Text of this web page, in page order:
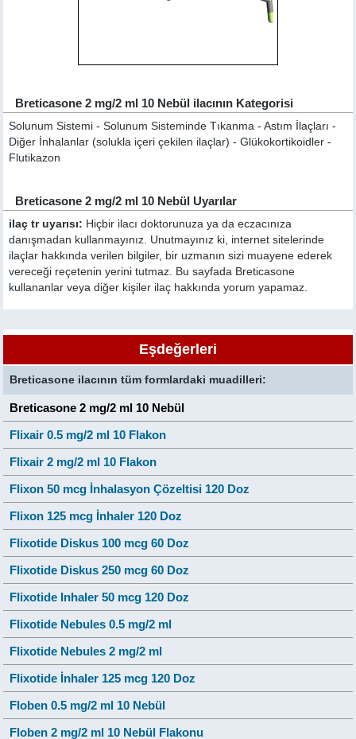
Breticasone 2 mg/2 ml 10 Nebül ilacının Kategorisi
Solunum Sistemi - Solunum Sisteminde Tıkanma - Astım İlaçları -
Diğer İnhalanlar (solukla içeri çekilen ilaçlar) - Glükokortikoidler -
Flutikazon
Breticasone 2 mg/2 ml 10 Nebül Uyarılar
ilaç tr uyarısı: Hiçbir ilacı doktorunuza ya da eczacınıza
danışmadan kullanmayınız. Unutmayınız ki, internet sitelerinde
ilaçlar hakkında verilen bilgiler, bir uzmanın sizi muayene ederek
vereceği reçetenin yerini tutmaz. Bu sayfada Breticasone
kullananlar veya diğer kişiler ilaç hakkında yorum yapamaz.
Eşdeğerleri
Breticasone ilacının tüm formlardaki muadilleri:
Breticasone 2 mg/2 ml 10 Nebül
Flixair 0.5 mg/2 ml 10 Flakon
Flixair 2 mg/2 ml 10 Flakon
Flixon 50 mcg İnhalasyon Çözeltisi 120 Doz
Flixon 125 mcg İnhaler 120 Doz
Flixotide Diskus 100 mcg 60 Doz
Flixotide Diskus 250 mcg 60 Doz
Flixotide Inhaler 50 mcg 120 Doz
Flixotide Nebules 0.5 mg/2 ml
Flixotide Nebules 2 mg/2 ml
Flixotide İnhaler 125 mcg 120 Doz
Floben 0.5 mg/2 ml 10 Nebül
Floben 2 mg/2 ml 10 Nebül Flakonu